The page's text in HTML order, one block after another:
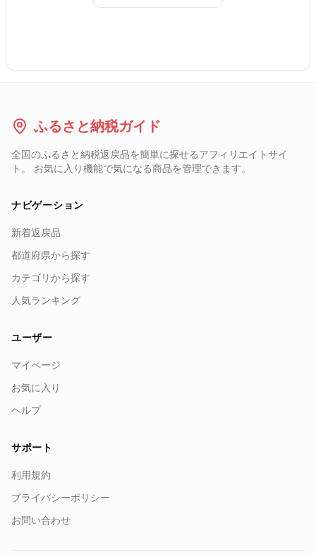
ふるさと納税ガイド
全国のふるさと納税返戻品を簡単に探せるアフィリエイトサイ
ト。 お気に入り機能で気になる商品を管理できます。
ナビゲーション
新着返戻品
都道府県から探す
カテゴリから探す
人気ランキング
ユーザー
マイページ
お気に入り
ヘルプ
サポート
利用規約
プライバシーポリシー
お問い合わせ